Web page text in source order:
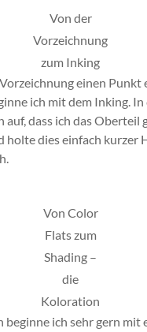
Von der
Vorzeichnung
zum Inking
einen Punkt
ich mit dem Inking. In
auf, dass ich das Oberteil
holte dies einfach kurzer
Von Color
Flats zum
Shading –
die
Koloration
beginne ich sehr gern mit